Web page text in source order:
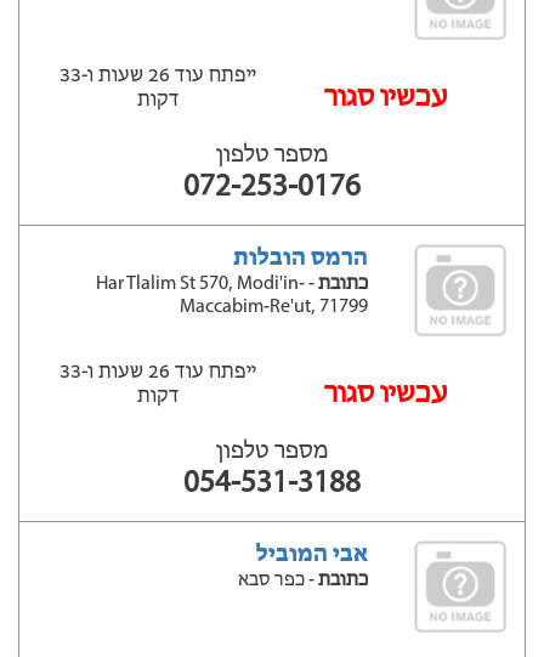
עכשיו סגור
ייפתח עוד 26 שעות ‫ו-33
דקות
מספר טלפון
072-253-0176
הרמס הובלות
כתובת
- Har Tlalim St 570, Modi'in-
Maccabim-Re'ut, 71799
עכשיו סגור
ייפתח עוד 26 שעות ‫ו-33
דקות
מספר טלפון
054-531-3188
אבי המוביל
כתובת- כפר סבא